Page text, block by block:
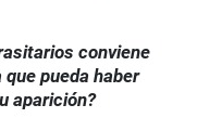
conviene
pueda haber
aparición?